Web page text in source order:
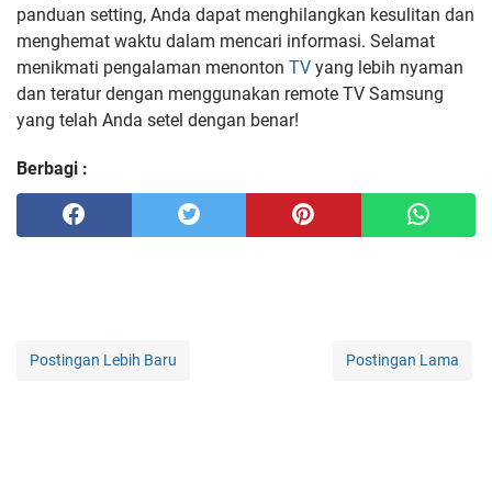
panduan setting, Anda dapat menghilangkan kesulitan dan
menghemat waktu dalam mencari informasi. Selamat
menikmati pengalaman menonton TV yang lebih nyaman
dan teratur dengan menggunakan remote TV Samsung
yang telah Anda setel dengan benar!
Berbagi :
Postingan Lebih Baru Postingan Lama